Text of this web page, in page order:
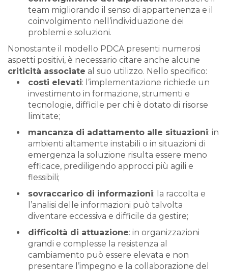
team migliorando il senso di appartenenza e il
coinvolgimento nell’individuazione dei
problemi e soluzioni.
Nonostante il modello PDCA presenti numerosi
aspetti positivi, è necessario citare anche alcune
criticità associate al suo utilizzo. Nello specifico:
costi elevati: l’implementazione richiede un
investimento in formazione, strumenti e
tecnologie, difficile per chi è dotato di risorse
limitate;
mancanza di adattamento alle situazioni: in
ambienti altamente instabili o in situazioni di
emergenza la soluzione risulta essere meno
efficace, prediligendo approcci più agili e
flessibili;
sovraccarico di informazioni: la raccolta e
l’analisi delle informazioni può talvolta
diventare eccessiva e difficile da gestire;
difficoltà di attuazione: in organizzazioni
grandi e complesse la resistenza al
cambiamento può essere elevata e non
presentare l’impegno e la collaborazione del